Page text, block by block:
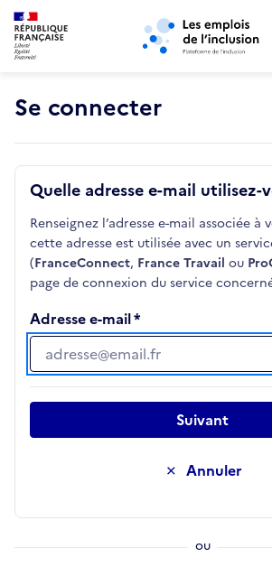
Aller au menu principal Aller au contenu
Se connecter
Quelle adresse e-mail utilisez-
Renseignez l’adresse e-mail associée
cette adresse est utilisée avec un
(FranceConnect, France Travail ou
page de connexion du service
Adresse e-mail
Adresse e-mail
Annuler
Suivant
Retour au début de la page
Panneau de gestion des cookies